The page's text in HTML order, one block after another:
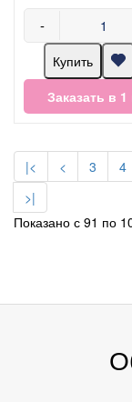
-
Купить
Заказать в 1
|< < 3 4
>|
Показано с 91 по